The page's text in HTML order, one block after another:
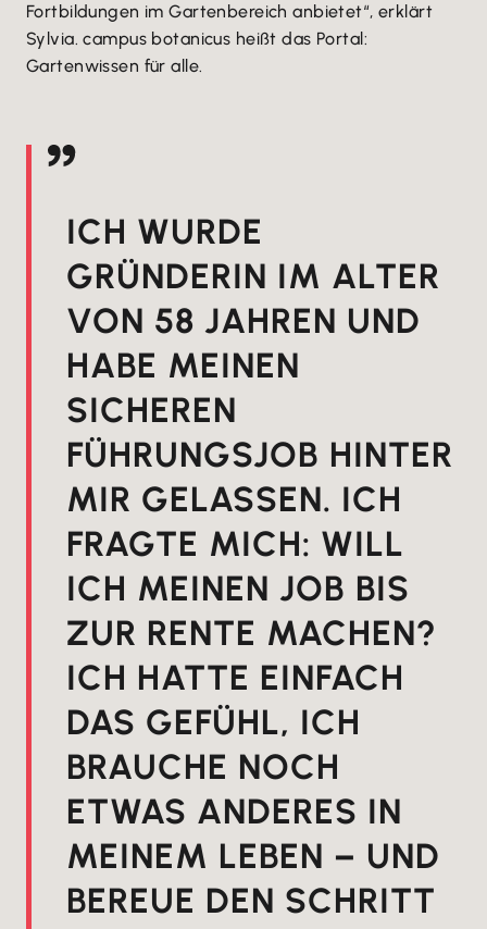
Fortbildungen im Gartenbereich anbietet“, erklärt
Sylvia. campus botanicus heißt das Portal:
Gartenwissen für alle.
ICH WURDE
GRÜNDERIN IM ALTER
VON 58 JAHREN UND
HABE MEINEN
SICHEREN
FÜHRUNGSJOB HINTER
MIR GELASSEN. ICH
FRAGTE MICH: WILL
ICH MEINEN JOB BIS
ZUR RENTE MACHEN?
ICH HATTE EINFACH
DAS GEFÜHL, ICH
BRAUCHE NOCH
ETWAS ANDERES IN
MEINEM LEBEN – UND
BEREUE DEN SCHRITT